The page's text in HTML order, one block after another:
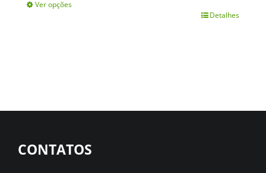
Ver opções
The
may
Detalhes
CONTATOS